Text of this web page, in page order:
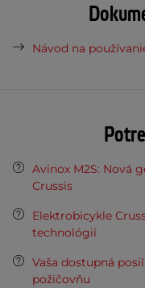
Návod na
Avinox M2S: Nová
Crussis
Elektrobicykle
technológií
Vaša dostupná
požičovňu